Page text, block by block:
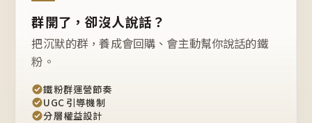
群開了，卻沒人說話？
把沉默的群，養成會回購、會主動幫你說話的鐵
粉。
鐵粉群運營節奏
UGC 引導機制
分層權益設計